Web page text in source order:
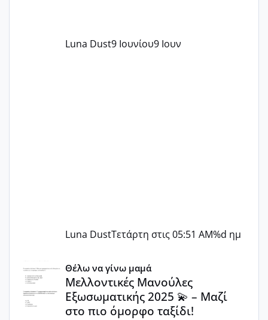
Luna Dust9 Ιουνίου9 Ιουν
Luna DustΤετάρτη στις 05:51 AM%d ημ
Μελλοντικές Μανούλες Εξωσωματικής 2025 💫 – Μαζί
Θέλω να γίνω μαμά
Μελλοντικές Μανούλες
Εξωσωματικής 2025 💫 – Μαζί
στο πιο όμορφο ταξίδι!